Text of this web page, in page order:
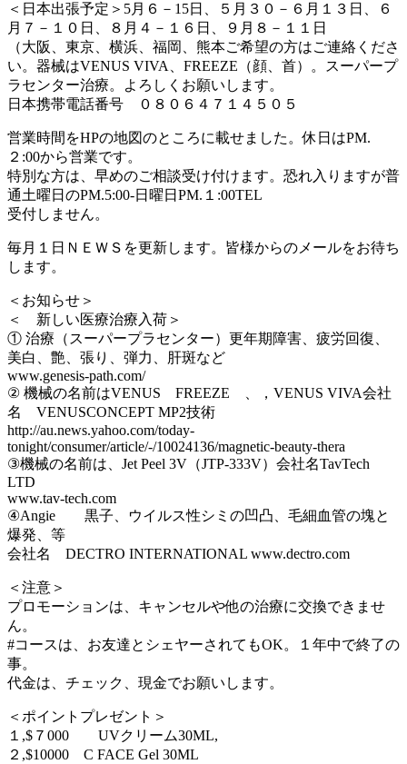
＜日本出張予定＞5月６－15日、５月３０－６月１３日、６
月７－１０日、８月４－１６日、９月８－１１日
（大阪、東京、横浜、福岡、熊本ご希望の方はご連絡くださ
い。器械はVENUS VIVA、FREEZE（顔、首）。スーパープ
ラセンター治療。よろしくお願いします。
日本携帯電話番号 ０８０６４７１４５０５
営業時間をHPの地図のところに載せました。休日はPM.
２:00から営業です。
特別な方は、早めのご相談受け付けます。恐れ入りますが普
通土曜日のPM.5:00-日曜日PM.１:00TEL
受付しません。
毎月１日ＮＥＷＳを更新します。皆様からのメールをお待ち
します。
＜お知らせ＞
＜ 新しい医療治療入荷＞
① 治療（スーパープラセンター）更年期障害、疲労回復、
美白、艶、張り、弾力、肝斑など
www.genesis-path.com/
② 機械の名前はVENUS FREEZE 、，VENUS VIVA会社
名 VENUSCONCEPT MP2技術
http://au.news.yahoo.com/today-
tonight/consumer/article/-/10024136/magnetic-beauty-thera
③機械の名前は、Jet Peel 3V（JTP-333V）会社名TavTech
LTD
www.tav-tech.com
④Angie 黒子、ウイルス性シミの凹凸、毛細血管の塊と
爆発、等
会社名 DECTRO INTERNATIONAL www.dectro.com
＜注意＞
プロモーションは、キャンセルや他の治療に交換できませ
ん。
#コースは、お友達とシェヤーされてもOK。１年中で終了の
事。
代金は、チェック、現金でお願いします。
＜ポイントプレゼント＞
１,$７000 UVクリーム30ML,
２,$10000 C FACE Gel 30ML